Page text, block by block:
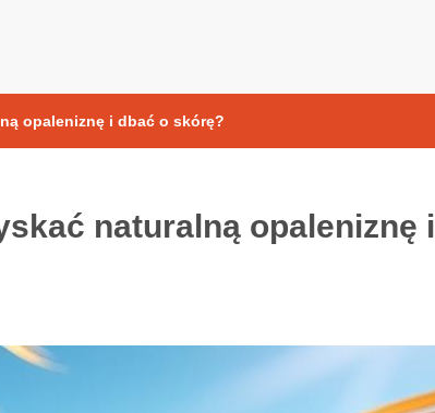
opaleniznę i dbać o skórę?
naturalną opaleniznę i